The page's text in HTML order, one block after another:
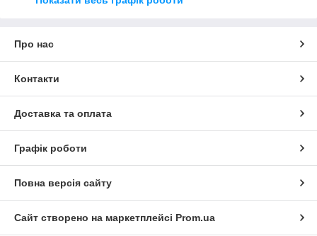
Про нас
Контакти
Доставка та оплата
Графік роботи
Повна версія сайту
Сайт створено на маркетплейсі Prom.ua